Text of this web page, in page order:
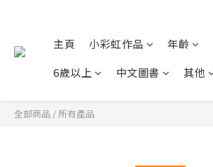
主頁 小彩虹作品 年齡
6歲以上
中文圖書 其他
全部商品 / 所有產品